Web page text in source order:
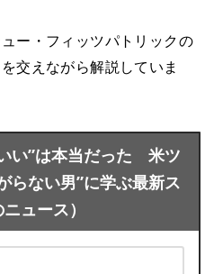
ー・フィッツパトリックの
交えながら解説していま
い”は本当だった 米ツ
らない男”に学ぶ最新ス
ュース）